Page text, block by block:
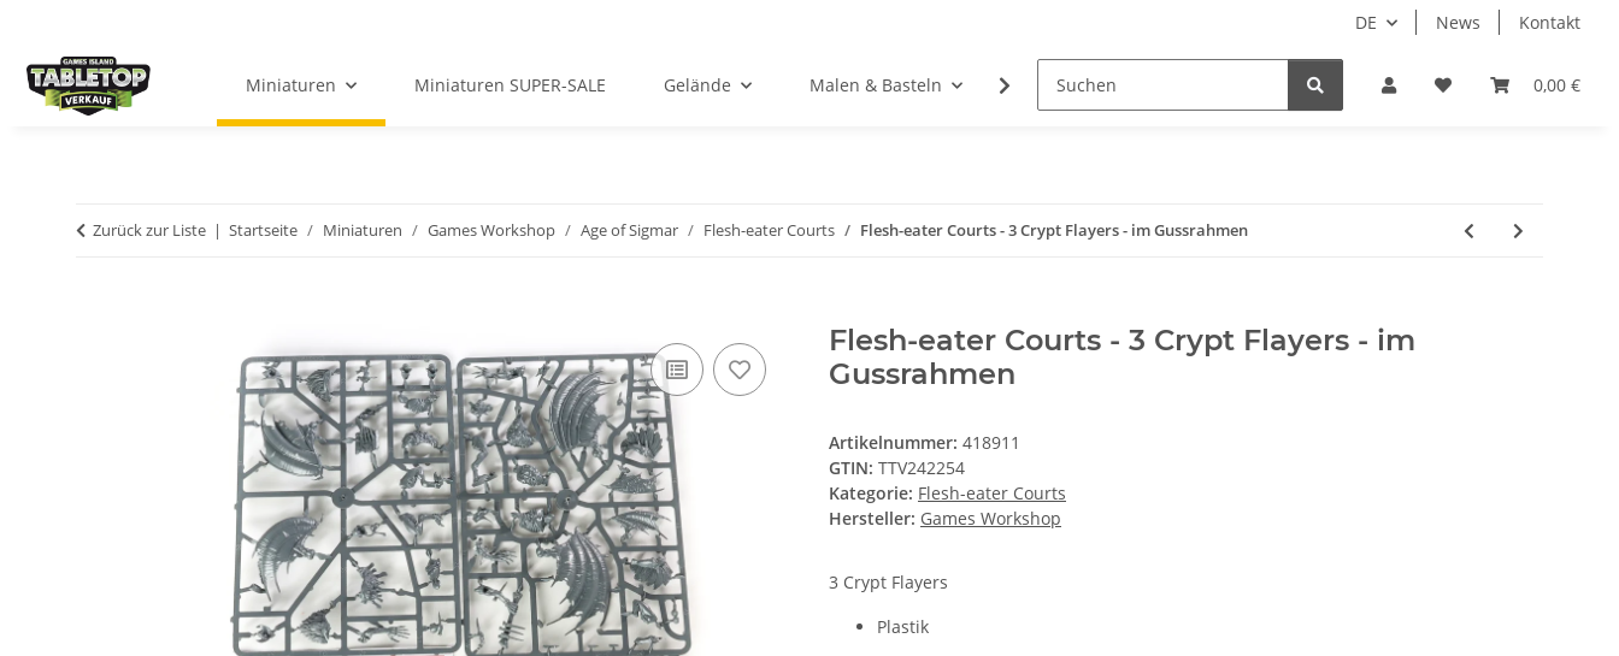
DE News Kontakt
0,00 €
Miniaturen Miniaturen SUPER-SALE Gelände Malen & Basteln Rollenspiele Tabletop Zubehör Hersteller
Zurück zur Liste Startseite Miniaturen Games Workshop Age of Sigmar Flesh-eater Courts Flesh-eater Courts - 3 Crypt Flayers - im Gussrahmen
Flesh-eater Courts - 3 Crypt Flayers - im
Gussrahmen
Artikelnummer: 418911
GTIN: TTV242254
Kategorie: Flesh-eater Courts
Hersteller: Games Workshop
3 Crypt Flayers
Plastik